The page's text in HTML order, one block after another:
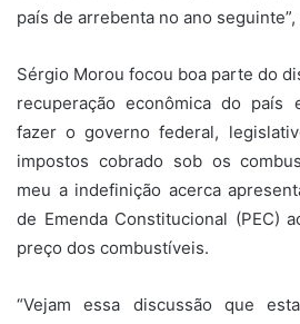
país de arrebenta no ano
Sérgio Morou focou boa parte do
recuperação econômica do país
fazer o governo federal,
impostos cobrado sob os
meu a indefinição acerca
de Emenda Constitucional (PEC)
preço dos combustíveis.
“Vejam essa discussão que